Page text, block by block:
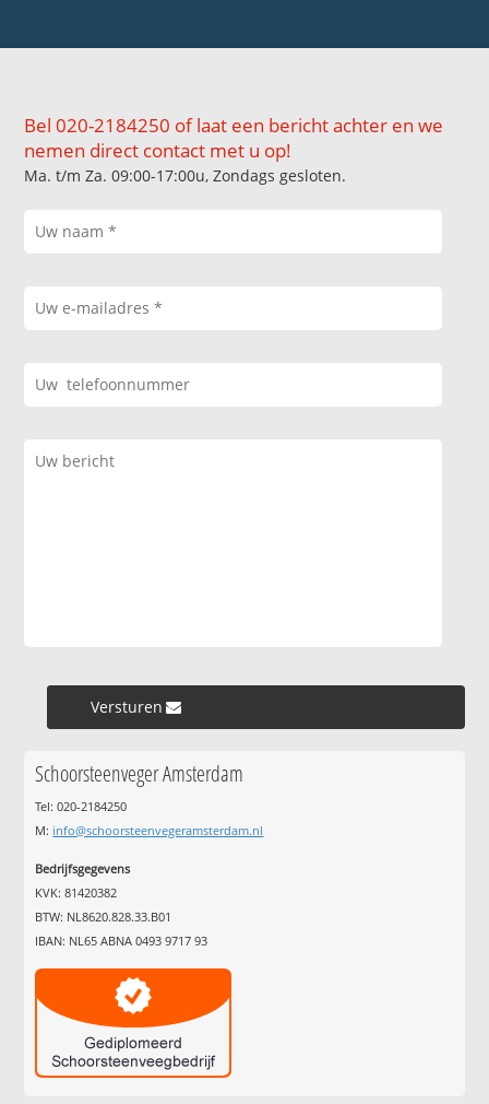
Bel 020-2184250 of laat een bericht achter en we
nemen direct contact met u op!
Ma. t/m Za. 09:00-17:00u, Zondags gesloten.
Versturen »
Schoorsteenveger Amsterdam
Tel: 020-2184250
M: info@schoorsteenvegeramsterdam.nl
Bedrijfsgegevens
KVK: 81420382
BTW: NL8620.828.33.B01
IBAN: NL65 ABNA 0493 9717 93